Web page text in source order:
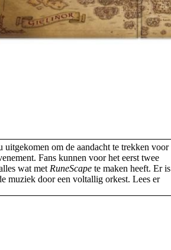
uitgekomen om de aandacht te trekken voor
Fans kunnen voor het eerst twee
wat met RuneScape te maken heeft. Er is
muziek door een voltallig orkest. Lees er